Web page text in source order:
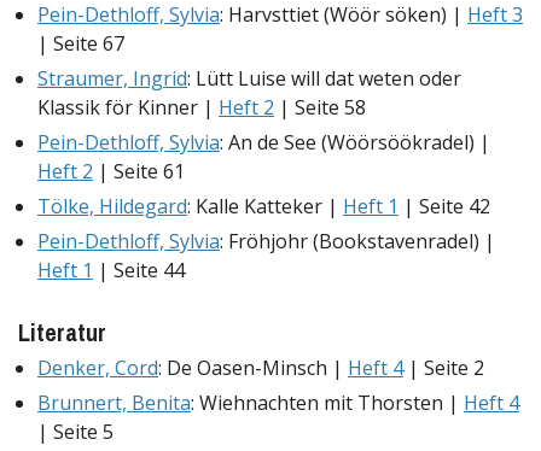
Pein-Dethloff, Sylvia: Harvsttiet (Wöör söken) | Heft 3
| Seite 67
Straumer, Ingrid: Lütt Luise will dat weten oder
Klassik för Kinner | Heft 2 | Seite 58
Pein-Dethloff, Sylvia: An de See (Wöörsöökradel) |
Heft 2 | Seite 61
Tölke, Hildegard: Kalle Katteker | Heft 1 | Seite 42
Pein-Dethloff, Sylvia: Fröhjohr (Bookstavenradel) |
Heft 1 | Seite 44
Literatur
Denker, Cord: De Oasen-Minsch | Heft 4| Seite 2
Brunnert, Benita: Wiehnachten mit Thorsten | Heft 4
| Seite 5